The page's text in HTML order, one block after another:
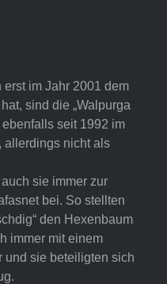
im Jahr 2001 dem
sind die „Walpurga
ebenfalls seit 1992 im
allerdings nicht als
sie immer zur
bei. So stellten
den Hexenbaum
immer mit einem
und sie beteiligten sich